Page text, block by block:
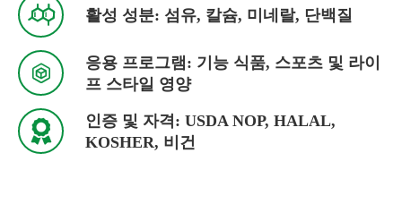
 활성 성분: 섬유, 칼슘, 미네랄, 단백질

응용 프로그램: 기능 식품, 스포츠 및 라이
프 스타일 영양

인증 및 자격: USDA NOP, HALAL,
KOSHER, 비건